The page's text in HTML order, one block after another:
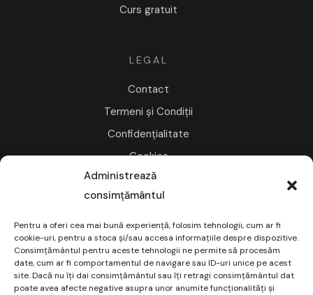
Administrează
consimțământul
Pentru a oferi cea mai bună experiență, folosim tehnologii, cum ar fi
cookie-uri, pentru a stoca și/sau accesa informațiile despre dispozitive.
Consimțământul pentru aceste tehnologii ne permite să procesăm
date, cum ar fi comportamentul de navigare sau ID-uri unice pe acest
site. Dacă nu îți dai consimțământul sau îți retragi consimțământul dat
poate avea afecte negative asupra unor anumite funcționalități și
Curs gratuit
LEGAL
Contact
Termeni și Condiții
Confidențialitate
Cookies
Abonează-te la Pastila Financiară
Abonare